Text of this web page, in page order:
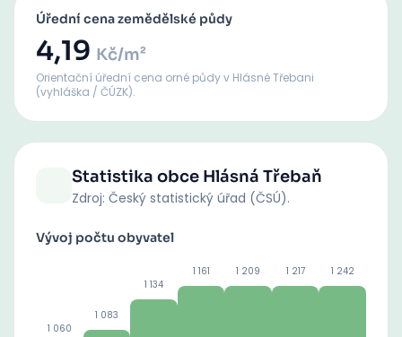
Úřední cena zemědělské půdy
4,19 Kč/m²
Orientační úřední cena orné půdyv Hlásné Třebani
(vyhláška / ČÚZK).
Statistika obce Hlásná Třebaň
Zdroj: Český statistický úřad (ČSÚ).
Vývoj počtu obyvatel
1 060
1 083
1 134
1 161 1 209 1 217 1 242